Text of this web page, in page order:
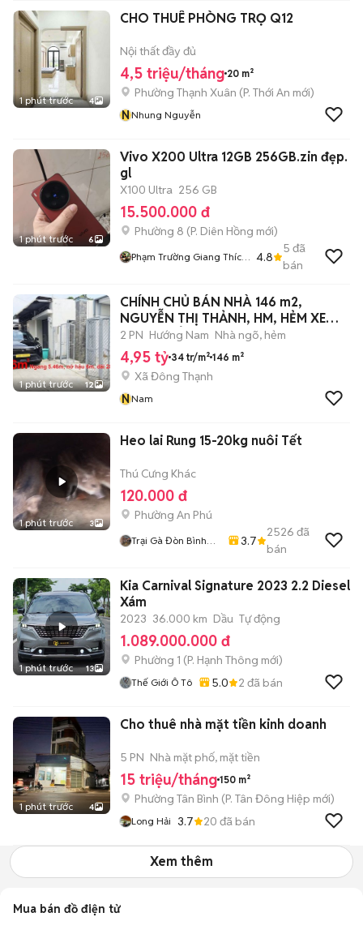
1 phút trước 4
CHO THUÊ PHÒNG TRỌ Q12
Nội thất đầy đủ
4,5 triệu/tháng 20 m²
Phường Thạnh Xuân (P. Thới An mới)
NNhung Nguyễn
1 phút trước 6
Vivo X200 Ultra 12GB 256GB.zin đẹp.
gl
X100 Ultra 256 GB
15.500.000 đ
Phường 8 (P. Diên Hồng mới)
Phạm Trường Giang Thích
4.8
5 đã
bán
1 phút trước 12
CHÍNH CHỦ BÁN NHÀ 146 m2,
NGUYỄN THỊ THẢNH, HM, HẺM XE
HƠI, XE TẢI
2 PN Hướng Nam Nhà ngõ, hẻm
4,95 tỷ 34 tr/m² 146 m²
Xã Đông Thạnh
NNam
1 phút trước 3
Heo lai Rung 15-20kg nuôi Tết
Thú Cưng Khác
120.000 đ
Phường An Phú
Trại Gà Đòn Bình
3.7
2526 đã
bán
1 phút trước 13
Kia Carnival Signature 2023 2.2 Diesel
Xám
2023 36.000 km Dầu Tự động
1.089.000.000 đ
Phường 1 (P. Hạnh Thông mới)
Thế Giới Ô Tô 5.0 2 đã bán
1 phút trước 4
Cho thuê nhà mặt tiền kinh doanh
5 PN Nhà mặt phố, mặt tiền
15 triệu/tháng 150 m²
Phường Tân Bình (P. Tân Đông Hiệp mới)
Long Hải 3.7 20 đã bán
Xem thêm
Mua bán đồ điện tử